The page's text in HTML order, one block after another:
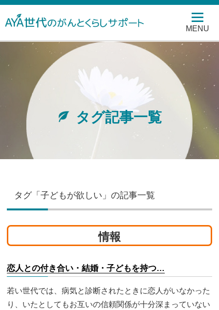
MENU
タグ記事一覧
タグ「子どもが欲しい」の記事一覧
情報
恋人との付き合い・結婚・子どもを持つ…
若い世代では、病気と診断されたときに恋人がいなかった
り、いたとしてもお互いの信頼関係が十分深まっていない